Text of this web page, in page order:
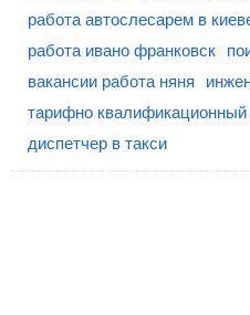
работа автослесарем в
работа ивано франковск
вакансии работа няня
тарифно квалификационный
диспетчер в такси